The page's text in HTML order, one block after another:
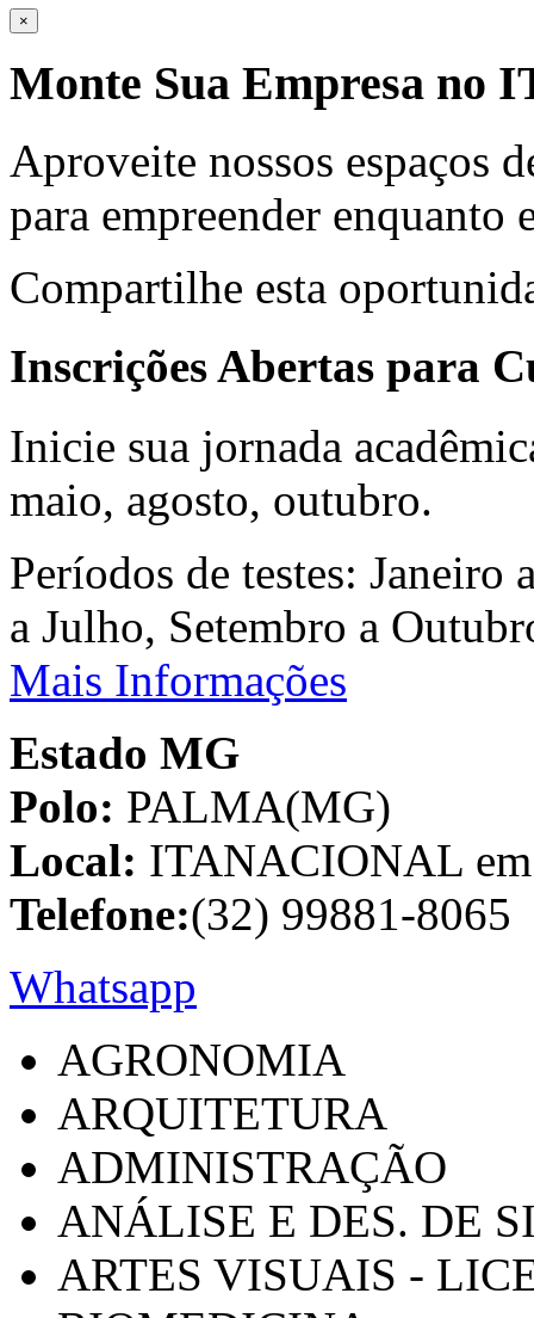
×
Monte Sua Empresa no
Aproveite nossos espaços
para empreender enquanto
Compartilhe esta
Inscrições Abertas para
Inicie sua jornada
maio, agosto, outubro.
Períodos de testes:
a Julho, Setembro a
Mais Informações
Estado MG
Polo: PALMA(MG)
Local: ITANACIONAL
Telefone:(32) 99881-8065
Whatsapp
AGRONOMIA
ARQUITETURA
ADMINISTRAÇÃO
ANÁLISE E DES. DE
ARTES VISUAIS -